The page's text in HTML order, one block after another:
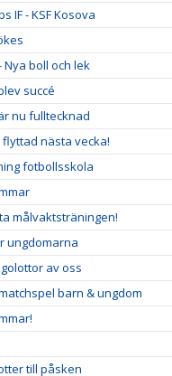
IF - KSF Kosova
boll och lek
succé
nu fulltecknad
nästa vecka!
fotbollsskola
målvaktsträningen!
ungdomarna
av oss
barn & ungdom
till påsken